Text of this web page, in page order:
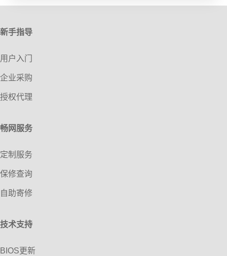
新手指导
用户入门
企业采购
授权代理
畅网服务
定制服务
保修查询
自助寄修
技术支持
BIOS更新